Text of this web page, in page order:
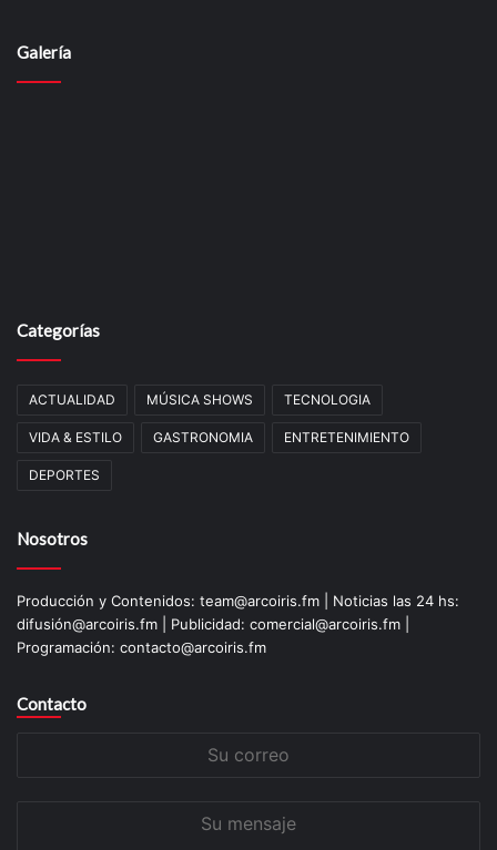
Galería
Categorías
ACTUALIDAD MÚSICA SHOWS TECNOLOGIA
VIDA & ESTILO GASTRONOMIA ENTRETENIMIENTO
DEPORTES
Nosotros
Producción y Contenidos: team@arcoiris.fm | Noticias las 24 hs:
difusión@arcoiris.fm | Publicidad: comercial@arcoiris.fm |
Programación: contacto@arcoiris.fm
Contacto